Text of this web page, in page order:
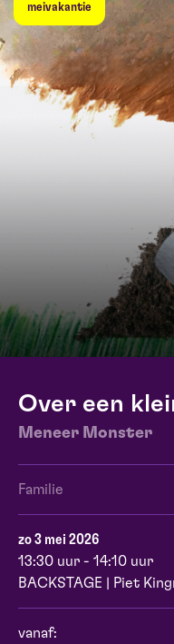
meivakantie
Over een
Meneer Monster
Familie
zo 3 mei 2026
13:30 uur - 14:10 uur
BACKSTAGE | Piet
vanaf: